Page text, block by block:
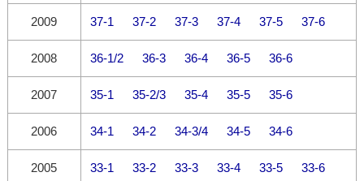
2009 37-1 37-2 37-3 37-4 37-5 37-6
2008 36-1/2 36-3 36-4 36-5 36-6
2007 35-1 35-2/3 35-4 35-5 35-6
2006 34-1 34-2 34-3/4 34-5 34-6
2005 33-1 33-2 33-3 33-4 33-5 33-6